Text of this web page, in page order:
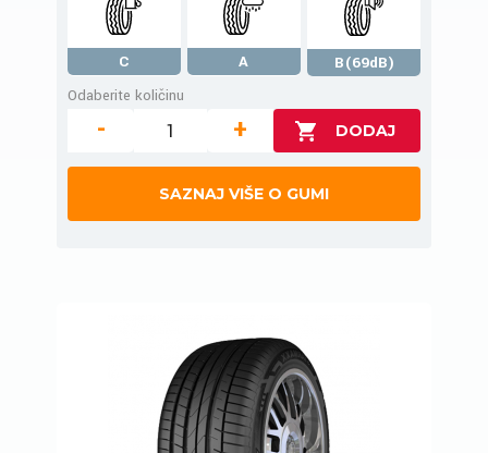
C A
B(69dB)
Odaberite količinu
- +
SAZNAJ VIŠE O GUMI